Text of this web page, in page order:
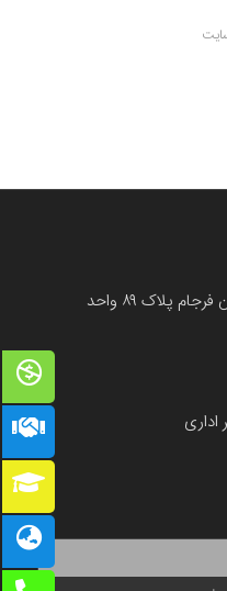
پلاک ۸۹ واحد